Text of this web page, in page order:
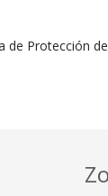
Protección